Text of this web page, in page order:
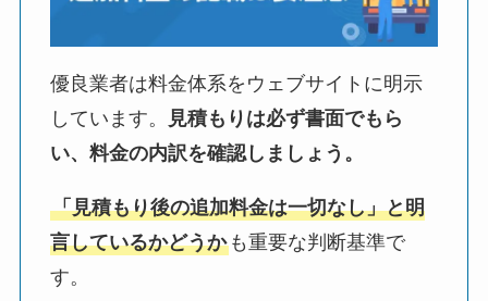
優良業者は料金体系をウェブサイトに明示
しています。
見積もりは必ず書面でもら
い、料金の内訳を確認しましょう。
「見積もり後の追加料金は一切なし」と明
言しているかどうかも重要な判断基準で
す。